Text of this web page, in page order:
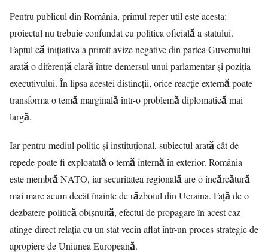
Pentru publicul din România, primul reper util este acesta:
proiectul nu trebuie confundat cu politica oficială a statului.
Faptul că inițiativa a primit avize negative din partea Guvernului
arată o diferență clară între demersul unui parlamentar și poziția
executivului. În lipsa acestei distincții, orice reacție externă poate
transforma o temă marginală într-o problemă diplomatică mai
largă.
Iar pentru mediul politic și instituțional, subiectul arată cât de
repede poate fi exploatată o temă internă în exterior. România
este membră NATO, iar securitatea regională are o încărcătură
mai mare acum decât înainte de războiul din Ucraina. Față de o
dezbatere politică obișnuită, efectul de propagare în acest caz
atinge direct relația cu un stat vecin aflat într-un proces strategic de
apropiere de Uniunea Europeană.